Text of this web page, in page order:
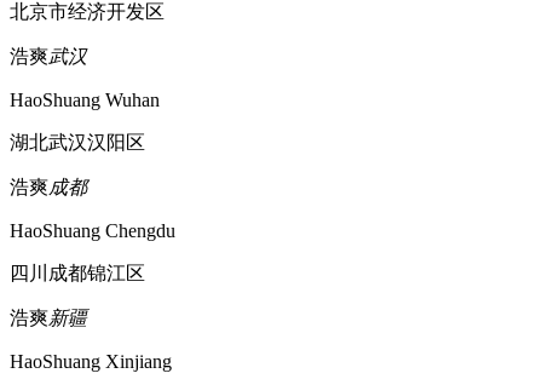
北京市经济开发区
浩爽武汉
HaoShuang Wuhan
湖北武汉汉阳区
浩爽成都
HaoShuang Chengdu
四川成都锦江区
浩爽新疆
HaoShuang Xinjiang